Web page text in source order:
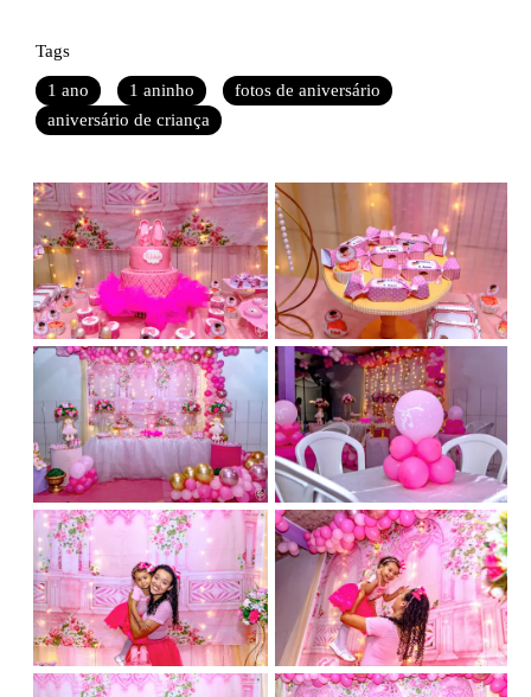
Tags
1 ano 1 aninho
fotos de aniversário
aniversário de criança